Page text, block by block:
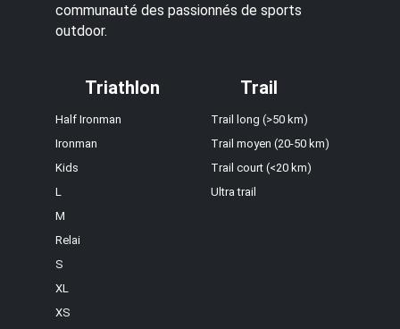
communauté des passionnés de sports
outdoor.
Triathlon
Half Ironman
Ironman
Kids
L
M
Relai
S
XL
XS
Trail
Trail long (>50 km)
Trail moyen (20-50 km)
Trail court (<20 km)
Ultra trail